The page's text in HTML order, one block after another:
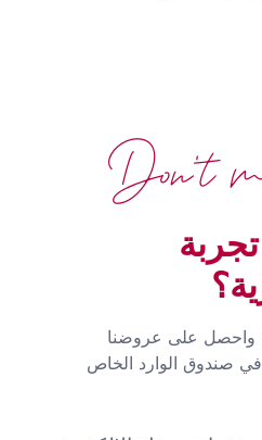
واحصل على عروضنا
صندوق الوارد الخاص
Don't